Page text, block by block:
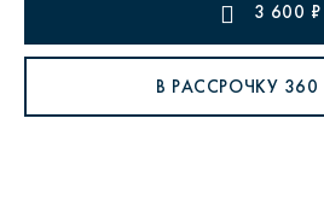
3 600 ₽
В РАССРОЧКУ 360